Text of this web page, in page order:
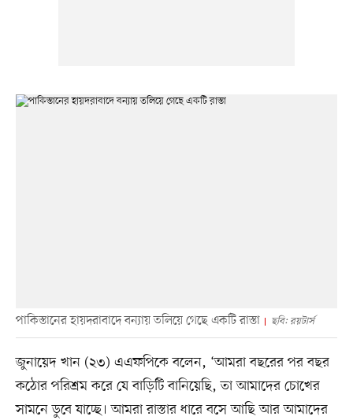
পাকিস্তানের হায়দরাবাদে বন্যায় তলিয়ে গেছে একটি রাস্তা ছবি: রয়টার্স
জুনায়েদ খান (২৩) এএফপিকে বলেন, ‘আমরা বছরের পর বছর
কঠোর পরিশ্রম করে যে বাড়িটি বানিয়েছি, তা আমাদের চোখের
সামনে ডুবে যাচ্ছে। আমরা রাস্তার ধারে বসে আছি আর আমাদের